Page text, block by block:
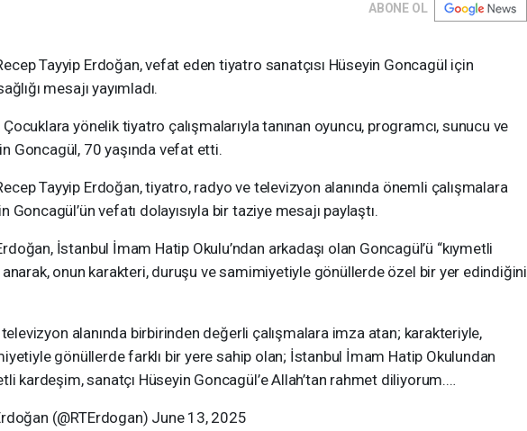
ABONE OL
Tayyip Erdoğan, vefat eden tiyatro sanatçısı Hüseyin Goncagül için
mesajı yayımladı.
Çocuklara yönelik tiyatro çalışmalarıyla tanınan oyuncu, programcı, sunucu ve
Goncagül, 70 yaşında vefat etti.
Tayyip Erdoğan, tiyatro, radyo ve televizyon alanında önemli çalışmalara
Goncagül’ün vefatı dolayısıyla bir taziye mesajı paylaştı.
İstanbul İmam Hatip Okulu’ndan arkadaşı olan Goncagül’ü “kıymetli
onun karakteri, duruşu ve samimiyetiyle gönüllerde özel bir yer edindiğini
alanında birbirinden değerli çalışmalara imza atan; karakteriyle,
gönüllerde farklı bir yere sahip olan; İstanbul İmam Hatip Okulundan
kardeşim, sanatçı Hüseyin Goncagül’e Allah’tan rahmet diliyorum.…
(@RTErdogan) June 13, 2025